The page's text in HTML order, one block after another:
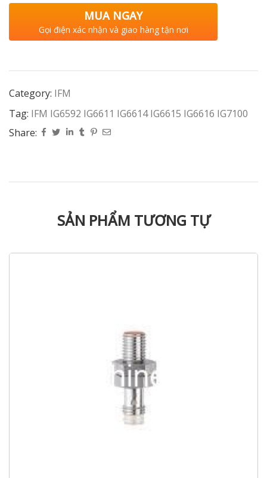
MUA NGAY
Gọi điện xác nhận và giao hàng tận nơi
Category: IFM
Tag: IFM IG6592 IG6611 IG6614 IG6615 IG6616 IG7100
Share:
SẢN PHẨM TƯƠNG TỰ